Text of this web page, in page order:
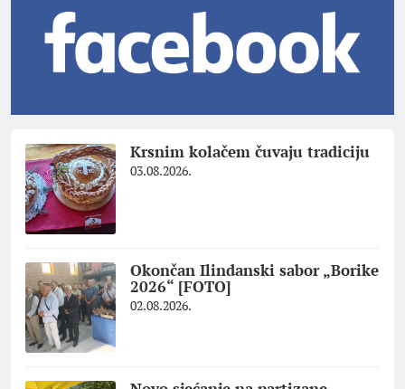
Krsnim kolačem čuvaju tradiciju
03.08.2026.
Okončan Ilindanski sabor „Borike
2026“ [FOTO]
02.08.2026.